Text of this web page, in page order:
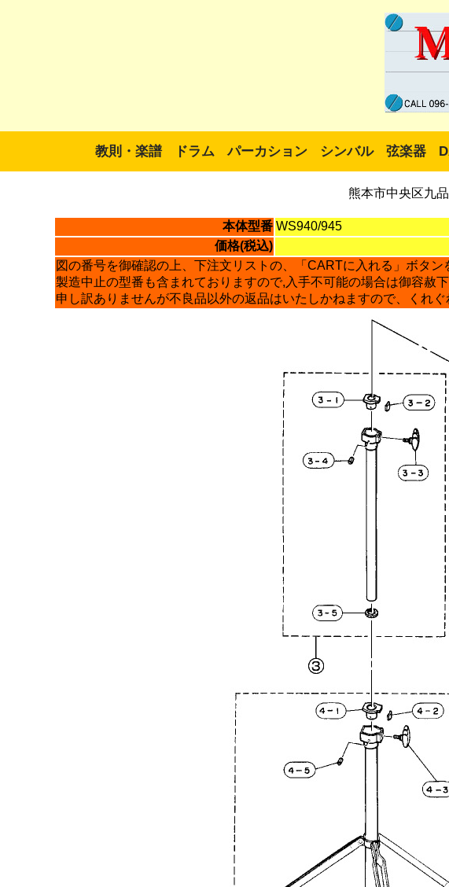
教則・楽譜 ドラム パーカション シンバル 弦楽器
熊本市中央区九
本体型番 WS940/945
価格(税込)
図の番号を御確認の上、下注文リストの、「CARTに入れる」ボタ
製造中止の型番も含まれておりますので,入手不可能の場合は御容赦
申し訳ありませんが不良品以外の返品はいたしかねますので、くれ